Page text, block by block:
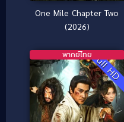
One Mile Chapter Two
(2026)
Full HD
พากย์ไทย